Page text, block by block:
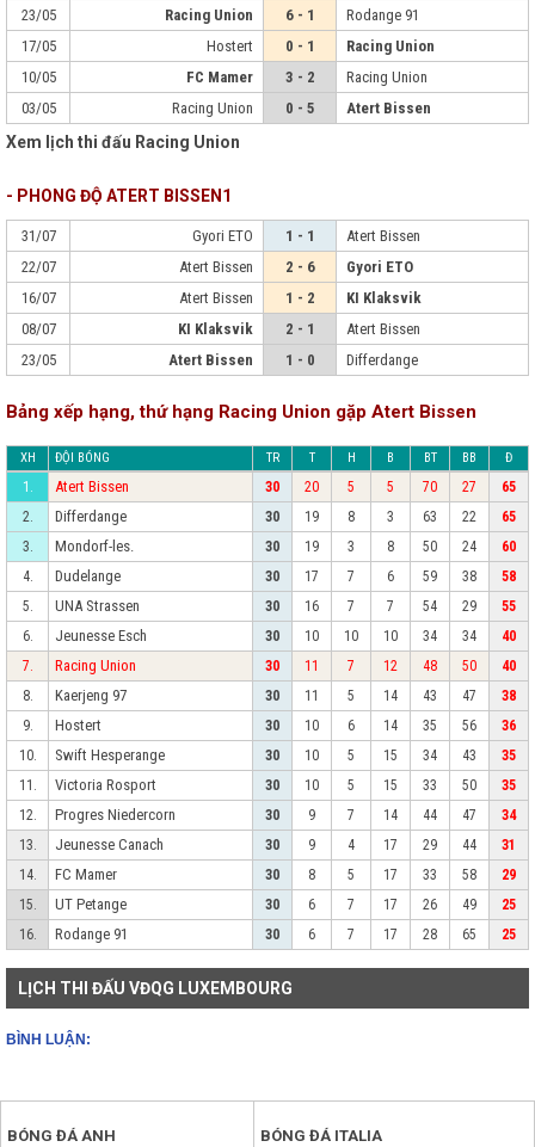
23/05
Racing Union 6 - 1
Rodange 91
17/05
Hostert 0 - 1
Racing Union
10/05
FC Mamer 3 - 2
Racing Union
03/05
Racing Union 0 - 5 Atert Bissen
Xem lịch thi đấu Racing Union
- PHONG ĐỘ ATERT BISSEN1
31/07 Gyori ETO 1 - 1
Atert Bissen
22/07
Atert Bissen 2 - 6
Gyori ETO
16/07
Atert Bissen 1 - 2
KI Klaksvik
08/07
KI Klaksvik 2 - 1
Atert Bissen
23/05
Atert Bissen 1 - 0 Differdange
Bảng xếp hạng, thứ hạng Racing Union gặp Atert Bissen
XH ĐỘI BÓNG TR T H B BT BB Đ
1. Atert Bissen 30 20 5 5 70 27
65
2.
Differdange 30 19 8 3 63 22
65
3.
Mondorf-les. 30 19 3 8 50 24
60
4.
Dudelange 30 17 7 6 59 38
58
5.
UNA Strassen 30 16 7 7 54 29
55
6.
Jeunesse Esch 30 10 10 10 34 34
40
7.
Racing Union 30 11 7 12 48 50
40
8.
Kaerjeng 97 30 11 5 14 43 47
38
9.
Hostert 30 10 6 14 35 56
36
10.
Swift Hesperange 30 10 5 15 34 43
35
11.
Victoria Rosport 30 10 5 15 33 50
35
12.
Progres Niedercorn 30 9 7 14 44 47
34
13.
Jeunesse Canach 30 9 4 17 29 44
31
14.
FC Mamer 30 8 5 17 33 58
29
15.
UT Petange 30 6 7 17 26 49
25
16.
Rodange 91 30 6 7 17 28 65 25
LỊCH THI ĐẤU VĐQG LUXEMBOURG
BÌNH LUẬN:
BÓNG ĐÁ ANH BÓNG ĐÁ ITALIA